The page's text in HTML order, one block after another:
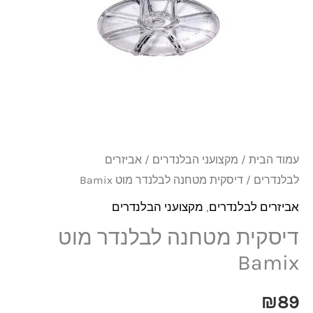
עמוד הבית / מקצועני הבלנדרים / אביזרים
לבלנדרים / דיסקית מטחנה לבלנדר מוט Bamix
אביזרים לבלנדרים, מקצועני הבלנדרים
דיסקית מטחנה לבלנדר מוט
Bamix
₪89